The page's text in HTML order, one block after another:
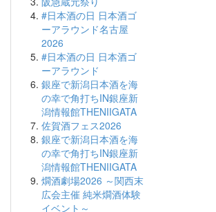
#日本酒の日 日本酒ゴ
ーアラウンド名古屋
2026
#日本酒の日 日本酒ゴ
ーアラウンド
銀座で新潟日本酒を海
の幸で角打ちIN銀座新
潟情報館THENIIGATA
佐賀酒フェス2026
銀座で新潟日本酒を海
の幸で角打ちIN銀座新
潟情報館THENIIGATA
燗酒劇場2026 ～関西末
広会主催 純米燗酒体験
イベント～